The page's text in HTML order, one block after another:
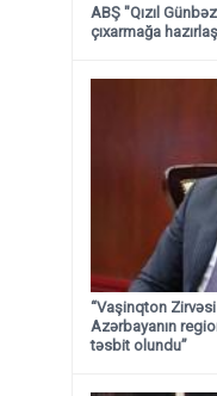
ABŞ "Qızıl
çıxarmağa
“Vaşinqton
Azərbayanın
təsbit olundu”